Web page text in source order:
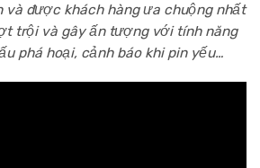
được khách hàng ưa chuộng nhất
trội và gây ấn tượng với tính năng
phá hoại, cảnh báo khi pin yếu…